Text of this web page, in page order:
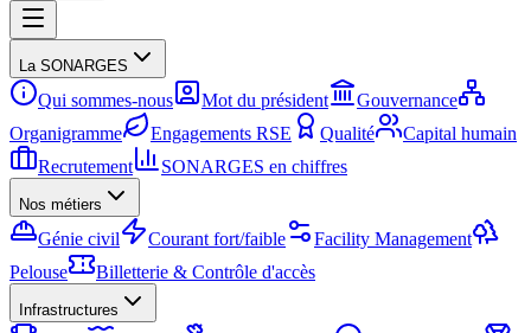
La SONARGES
Qui sommes-nous Mot du président
Gouvernance
Organigramme
Engagements RSE Qualité
Capital humain
Recrutement
SONARGES en chiffres
Nos métiers
Génie civil Courant fort/faible
Facility Management
Pelouse
Billetterie & Contrôle d'accès
Infrastructures